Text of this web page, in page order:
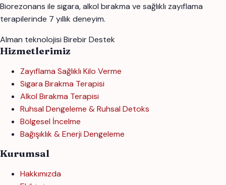
Biorezonans ile sigara, alkol bırakma ve sağlıklı zayıflama
terapilerinde 7 yıllık deneyim.
Alman teknolojisi Birebir Destek
Hizmetlerimiz
Zayıflama Sağlıklı Kilo Verme
Sigara Bırakma Terapisi
Alkol Bırakma Terapisi
Ruhsal Dengeleme & Ruhsal Detoks
Bölgesel İncelme
Bağışıklık & Enerji Dengeleme
Kurumsal
Hakkımızda